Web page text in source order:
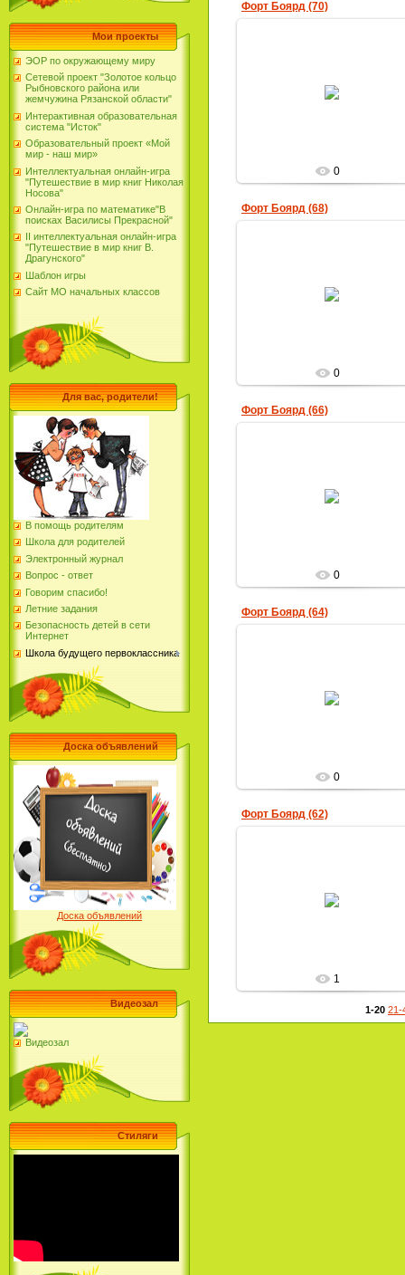
Мои проекты
ЭОР по окружающему миру
Сетевой проект "Золотое кольцо
Рыбновского района или
жемчужина Рязанской области"
Интерактивная образовательная
система "Исток"
Образовательный проект «Мой
мир - наш мир»
Интеллектуальная онлайн-игра
"Путешествие в мир книг Николая
Носова"
Онлайн-игра по математике"В
поисках Василисы Прекрасной"
II интеллектуальная онлайн-игра
"Путешествие в мир книг В.
Драгунского"
Шаблон игры
Сайт МО начальных классов
Для вас, родители!
В помощь родителям
Школа для родителей
Электронный журнал
Вопрос - ответ
Говорим спасибо!
Летние задания
Безопасность детей в сети
Интернет
Школа будущего первоклассника
Доска объявлений
Доска объявлений
Видеозал
Видеозал
Стиляги
Форт Боярд (70)
0
Форт Боярд (68)
0
Форт Боярд (66)
0
Форт Боярд (64)
0
Форт Боярд (62)
1
1-20 21-